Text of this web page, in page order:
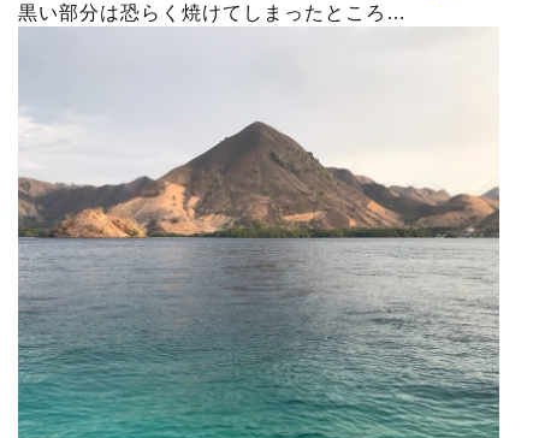
黒い部分は恐らく焼けてしまったところ…